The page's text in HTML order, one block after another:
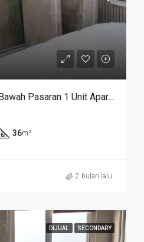
Dijual Cepat Harga Di Bawah Pasaran 1 Unit Apartemen Cicadas Jln A Yani Bandung Kota
36m²
2 bulan lalu
DIJUAL SECONDARY